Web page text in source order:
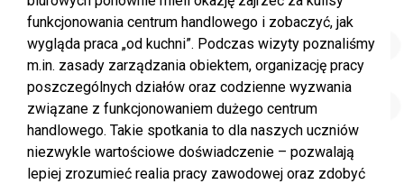
funkcjonowania centrum handlowego i zobaczyć, jak
wygląda praca „od kuchni”. Podczas wizyty poznaliśmy
m.in. zasady zarządzania obiektem, organizację pracy
poszczególnych działów oraz codzienne wyzwania
związane z funkcjonowaniem dużego centrum
handlowego. Takie spotkania to dla naszych uczniów
niezwykle wartościowe doświadczenie – pozwalają
lepiej zrozumieć realia pracy zawodowej oraz zdobyć